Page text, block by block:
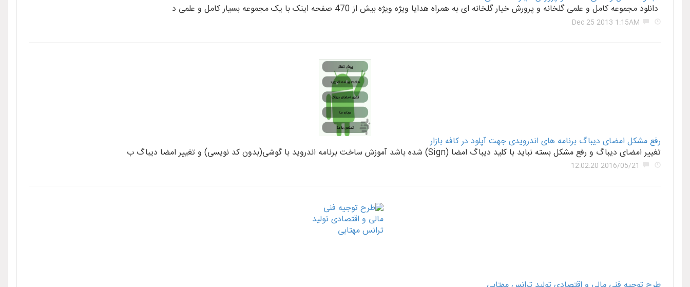
دانلود مجموعه کامل و علمی گلخانه و پرورش خیار گلخانه ای به همراه هدایا ویژه ویژه بیش از 470 صفحه اینک با یک مجموعه بسیار کامل و علمی د
Dec 25 2013 1:15AM
رفع مشکل امضای دیباگ برنامه های اندرویدی جهت آپلود در کافه بازار
تغییر امضای دیباگ و رفع مشکل بسته نباید با کلید دیباگ امضا (Sign) شده باشد آموزش ساخت برنامه اندروید با گوشی(بدون کد نویسی) و تغییر امضا دیباگ ب
2016/05/21 12:02:20